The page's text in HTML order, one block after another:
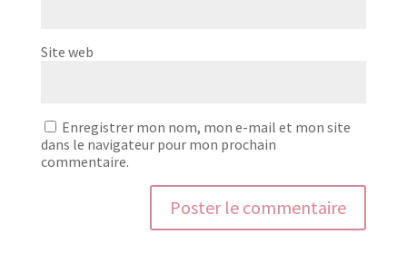
Site web
Enregistrer mon nom, mon e-mail et mon site
dans le navigateur pour mon prochain
commentaire.